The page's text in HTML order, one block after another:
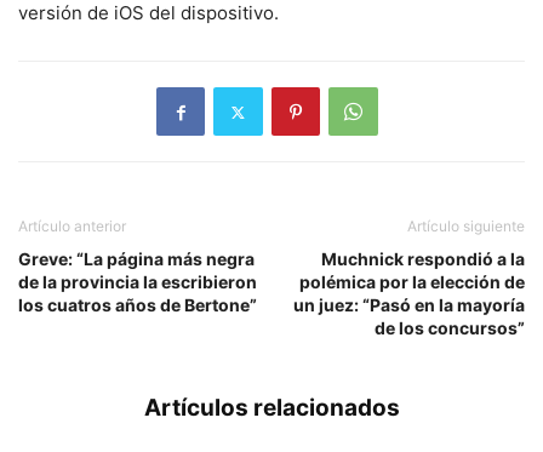
versión de iOS del dispositivo.
Artículo anterior
Greve: “La página más negra
de la provincia la escribieron
los cuatros años de Bertone”
Artículo siguiente
Muchnick respondió a la
polémica por la elección de
un juez: “Pasó en la mayoría
de los concursos”
Artículos relacionados